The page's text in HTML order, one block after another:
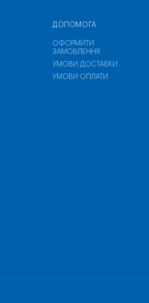
ДОПОМОГА
ОФОРМИТИ
ЗАМОВЛЕННЯ
УМОВИ ДОСТАВКИ
УМОВИ ОПЛАТИ